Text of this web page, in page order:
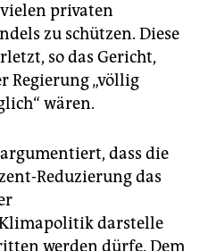
privaten
zu schützen. Diese
so das Gericht,
Regierung „völlig
wären.
dass die
Reduzierung das
darstelle
werden dürfe. Dem